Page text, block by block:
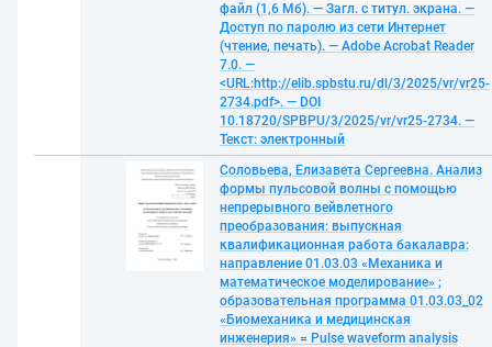
файл (1,6 Мб). — Загл. с титул. экрана. —
Доступ по паролю из сети Интернет
(чтение, печать). — Adobe Acrobat Reader
7.0. —
<URL:http://elib.spbstu.ru/dl/3/2025/vr/vr25-
2734.pdf>. — DOI
10.18720/SPBPU/3/2025/vr/vr25-2734. —
Текст: электронный
Соловьева, Елизавета Сергеевна. Анализ
формы пульсовой волны с помощью
непрерывного вейвлетного
преобразования: выпускная
квалификационная работа бакалавра:
направление 01.03.03 «Механика и
математическое моделирование» ;
образовательная программа 01.03.03_02
«Биомеханика и медицинская
инженерия» = Pulse waveform analysis